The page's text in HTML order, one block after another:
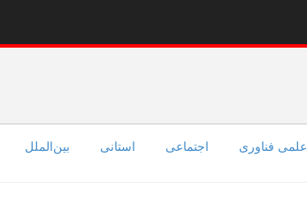
علمی فناوری اجتماعی استانی بین‌الملل